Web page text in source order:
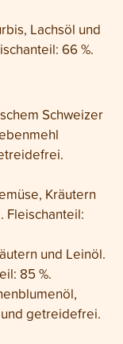
Lachsöl und
66 %.
Schweizer
Kräutern
Fleischanteil:
und Leinöl.
85 %.
getreidefrei.